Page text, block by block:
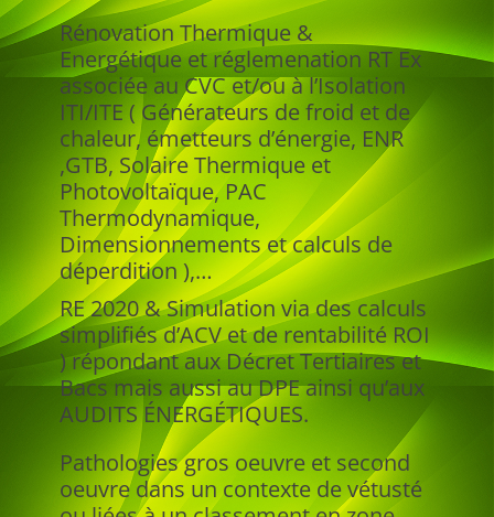
Rénovation Thermique &
Energétique et réglemenation RT Ex
associée au CVC et/ou à l’Isolation
ITI/ITE ( Générateurs de froid et de
chaleur, émetteurs d’énergie, ENR
,GTB, Solaire Thermique et
Photovoltaïque, PAC
Thermodynamique,
Dimensionnements et calculs de
déperdition ),…
RE 2020 & Simulation via des calculs
simplifiés d’ACV et de rentabilité ROI
) répondant aux Décret Tertiaires et
Bacs mais aussi au DPE ainsi qu’aux
AUDITS ÉNERGÉTIQUES.
Pathologies gros oeuvre et second
oeuvre dans un contexte de vétusté